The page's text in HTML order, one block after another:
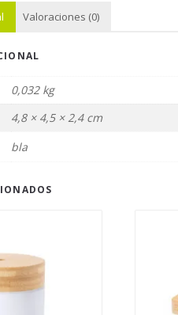
Valoraciones (0)
0,032 kg
4,8 × 4,5 × 2,4 cm
bla